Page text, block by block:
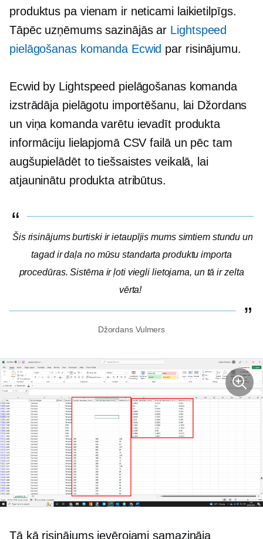
produktus pa vienam ir neticami laikietilpīgs.
Tāpēc uzņēmums sazinājās ar Lightspeed
pielāgošanas komanda Ecwid par risinājumu.
Ecwid by Lightspeed pielāgošanas komanda
izstrādāja pielāgotu importēšanu, lai Džordans
un viņa komanda varētu ievadīt produkta
informāciju lielapjomā CSV failā un pēc tam
augšupielādēt to tiešsaistes veikalā, lai
atjauninātu produkta atribūtus.
Šis risinājums burtiski ir ietaupījis mums simtiem stundu un
tagad ir daļa no mūsu standarta produktu importa
procedūras. Sistēma ir ļoti viegli lietojama, un tā ir zelta
vērta!
Džordans Vulmers
Tā kā risinājums ievērojami samazināja